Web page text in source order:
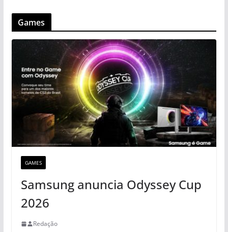
Games
GAMES
Samsung anuncia Odyssey Cup
2026
Redação